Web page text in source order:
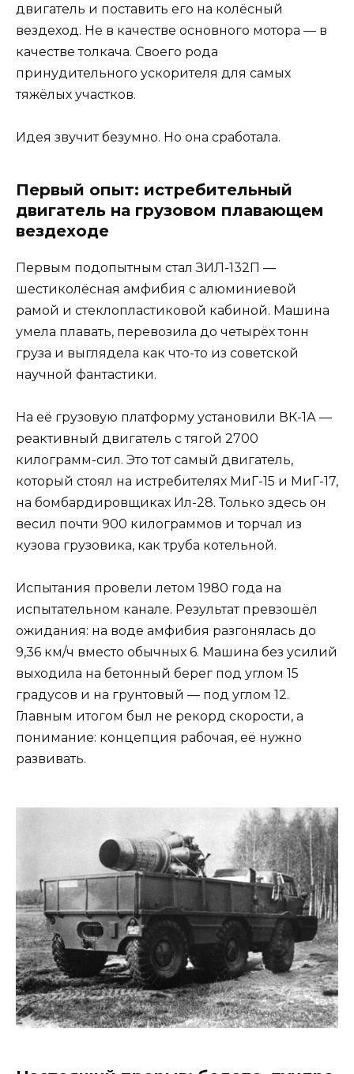
двигатель и поставить его на колёсный
вездеход. Не в качестве основного мотора — в
качестве толкача. Своего рода
принудительного ускорителя для самых
тяжёлых участков.
Идея звучит безумно. Но она сработала.
Первый опыт: истребительный
двигатель на грузовом плавающем
вездеходе
Первым подопытным стал ЗИЛ-132П —
шестиколёсная амфибия с алюминиевой
рамой и стеклопластиковой кабиной. Машина
умела плавать, перевозила до четырёх тонн
груза и выглядела как что-то из советской
научной фантастики.
На её грузовую платформу установили ВК-1А —
реактивный двигатель с тягой 2700
килограмм-сил. Это тот самый двигатель,
который стоял на истребителях МиГ-15 и МиГ-17,
на бомбардировщиках Ил-28. Только здесь он
весил почти 900 килограммов и торчал из
кузова грузовика, как труба котельной.
Испытания провели летом 1980 года на
испытательном канале. Результат превзошёл
ожидания: на воде амфибия разгонялась до
9,36 км/ч вместо обычных 6. Машина без усилий
выходила на бетонный берег под углом 15
градусов и на грунтовый — под углом 12.
Главным итогом был не рекорд скорости, а
понимание: концепция рабочая, её нужно
развивать.